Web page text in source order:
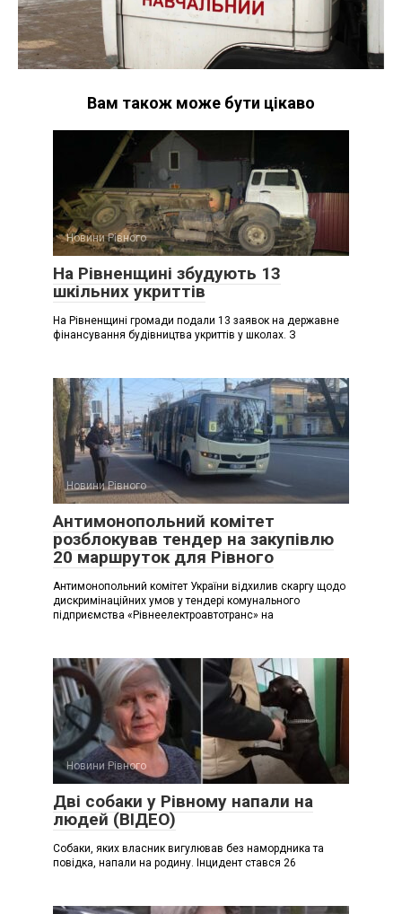
Вам також може бути цікаво
Новини Рівного
На Рівненщині збудують 13
шкільних укриттів
На Рівненщині громади подали 13 заявок на державне
фінансування будівництва укриттів у школах. З
Новини Рівного
Антимонопольний комітет
розблокував тендер на закупівлю
20 маршруток для Рівного
Антимонопольний комітет України відхилив скаргу щодо
дискримінаційних умов у тендері комунального
підприємства «Рівнеелектроавтотранс» на
Новини Рівного
Дві собаки у Рівному напали на
людей (ВІДЕО)
Собаки, яких власник вигулював без намордника та
повідка, напали на родину. Інцидент стався 26